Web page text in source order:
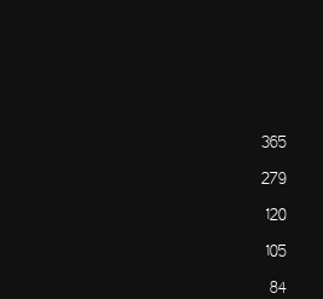
365
279
120
105
84